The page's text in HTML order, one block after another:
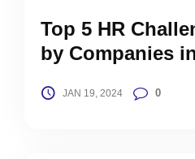
Top 5 HR
by Companies
JAN 19, 2024 0